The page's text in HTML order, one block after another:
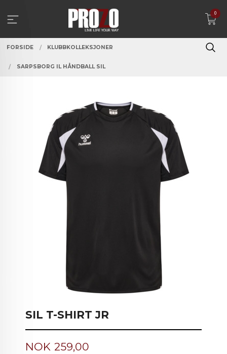
innholdet
0
FORSIDE KLUBBKOLLEKSJONER
SARPSBORG IL HÅNDBALL SIL
SIL T-SHIRT JR
Pris
NOK 259,00